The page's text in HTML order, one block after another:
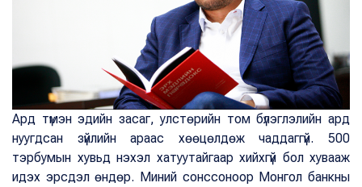
Ард түмэн эдийн засаг, улстөрийн том бүлэглэлийн ард
нуугдсан зүйлийн араас хөөцөлдөж чаддаггүй. 500
тэрбумын хувьд нэхэл хатуутайгаар хийхгүй бол хувааж
идэх эрсдэл өндөр. Миний сонссоноор Монгол банкны